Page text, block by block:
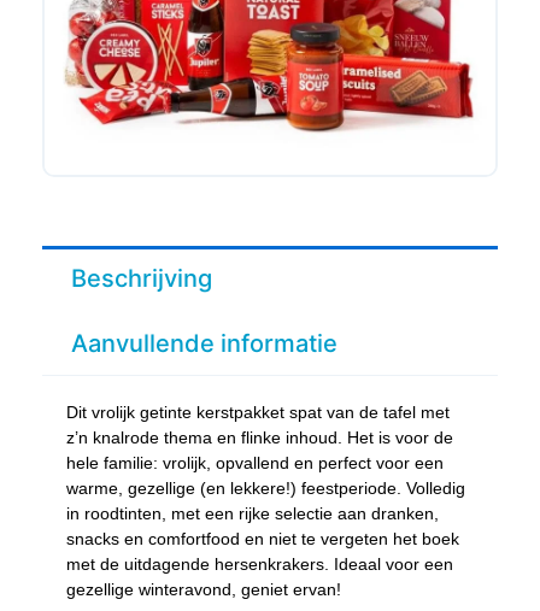
Beschrijving
Aanvullende informatie
Dit vrolijk getinte kerstpakket spat van de tafel met
z’n knalrode thema en flinke inhoud. Het is voor de
hele familie: vrolijk, opvallend en perfect voor een
warme, gezellige (en lekkere!) feestperiode. Volledig
in roodtinten, met een rijke selectie aan dranken,
snacks en comfortfood en niet te vergeten het boek
met de uitdagende hersenkrakers. Ideaal voor een
gezellige winteravond, geniet ervan!